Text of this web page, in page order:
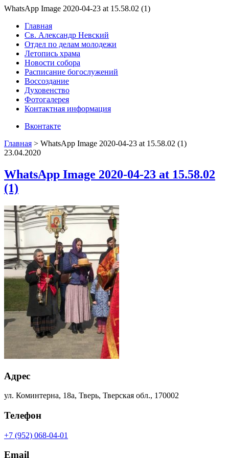
WhatsApp Image 2020-04-23 at 15.58.02 (1)
Главная
Св. Александр Невский
Отдел по делам молодежи
Летопись храма
Новости собора
Расписание богослужений
Воссоздание
Духовенство
Фотогалерея
Контактная информация
Вконтакте
Главная > WhatsApp Image 2020-04-23 at 15.58.02 (1)
23.04.2020
WhatsApp Image 2020-04-23 at 15.58.02
(1)
Адрес
ул. Коминтерна, 18а, Тверь, Тверская обл., 170002
Телефон
+7 (952) 068-04-01
Email